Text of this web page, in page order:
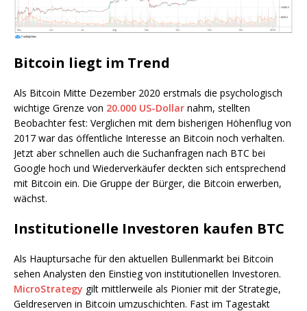
Bitcoin liegt im Trend
Als Bitcoin Mitte Dezember 2020 erstmals die psychologisch
wichtige Grenze von 20.000 US-Dollar nahm, stellten
Beobachter fest: Verglichen mit dem bisherigen Höhenflug von
2017 war das öffentliche Interesse an Bitcoin noch verhalten.
Jetzt aber schnellen auch die Suchanfragen nach BTC bei
Google hoch und Wiederverkäufer deckten sich entsprechend
mit Bitcoin ein. Die Gruppe der Bürger, die Bitcoin erwerben,
wächst.
Institutionelle Investoren kaufen BTC
Als Hauptursache für den aktuellen Bullenmarkt bei Bitcoin
sehen Analysten den Einstieg von institutionellen Investoren.
MicroStrategy gilt mittlerweile als Pionier mit der Strategie,
Geldreserven in Bitcoin umzuschichten. Fast im Tagestakt